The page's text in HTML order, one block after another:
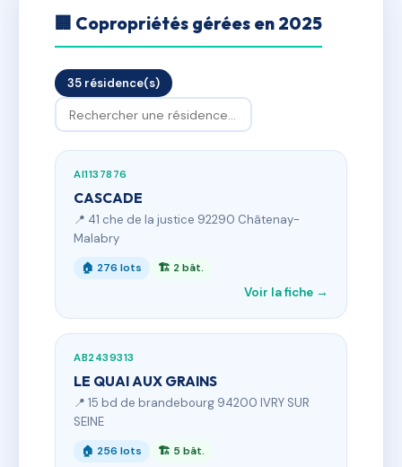
🏢 Copropriétés gérées en 2025
35 résidence(s)
AI1137876
CASCADE
📍 41 che de la justice 92290 Châtenay-
Malabry
🏠 276 lots 🏗 2 bât.
Voir la fiche →
AB2439313
LE QUAI AUX GRAINS
📍 15 bd de brandebourg 94200 IVRY SUR
SEINE
🏠 256 lots 🏗 5 bât.